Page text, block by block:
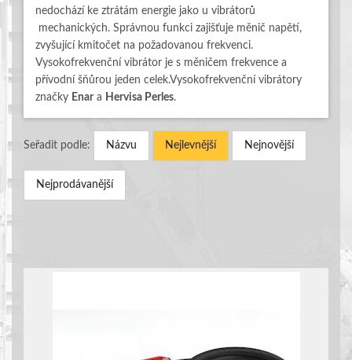
nedochází ke ztrátám energie jako u vibrátorů
mechanických. Správnou funkci zajišťuje měnič napětí,
zvyšující kmitočet na požadovanou frekvenci.
Vysokofrekvenční vibrátor je s měničem frekvence a
přívodní šňůrou jeden celek.Vysokofrekvenční vibrátory
značky Enar a Hervisa Perles.
Seřadit podle: Názvu Nejlevnější Nejnovější
Nejprodávanější